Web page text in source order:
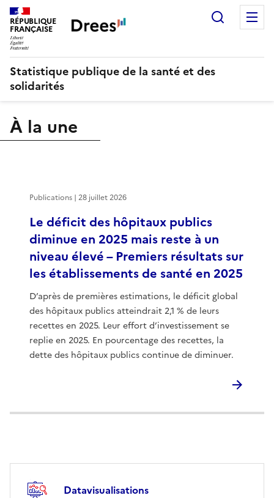
RÉPUBLIQUE
FRANÇAISE
Statistique publique de la santé et des
solidarités
À la une
Le déficit des hôpitaux publics
diminue en 2025 mais reste à un
niveau élevé – Premiers résultats sur
les établissements de santé en 2025
D’après de premières estimations, le déficit global
des hôpitaux publics atteindrait 2,1 % de leurs
recettes en 2025. Leur effort d’investissement se
replie en 2025. En pourcentage des recettes, la
dette des hôpitaux publics continue de diminuer.
Publications | 28 juillet 2026
Datavisualisations